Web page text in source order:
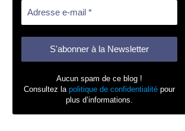
Aucun spam de ce blog !
Consultez la politique de confidentialitépour
plus d’informations.